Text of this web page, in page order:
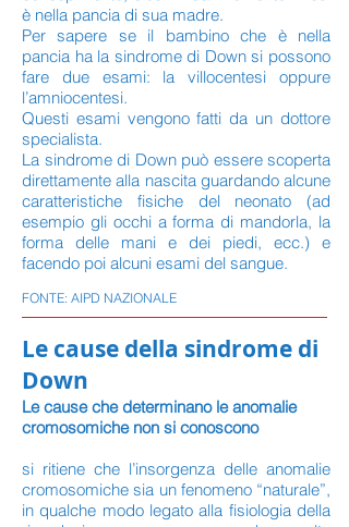
è nella pancia di sua madre.
Per sapere se il bambino che è nella
pancia ha la sindrome di Down si possono
fare due esami: la villocentesi oppure
l’amniocentesi.
Questi esami vengono fatti da un dottore
specialista.
La sindrome di Down può essere scoperta
direttamente alla nascita guardando alcune
caratteristiche fisiche del neonato (ad
esempio gli occhi a forma di mandorla, la
forma delle mani e dei piedi, ecc.) e
facendo poi alcuni esami del sangue.
FONTE: AIPD NAZIONALE
Le cause della sindrome di
Down
Le cause che determinano le anomalie
cromosomiche non si conoscono
si ritiene che l’insorgenza delle anomalie
cromosomiche sia un fenomeno “naturale”,
in qualche modo legato alla fisiologia della